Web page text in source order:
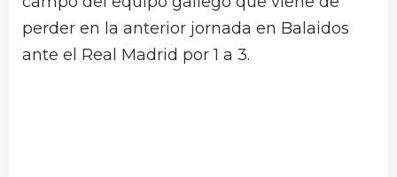
perder en la anterior jornada en Balaidos
ante el Real Madrid por 1 a 3.